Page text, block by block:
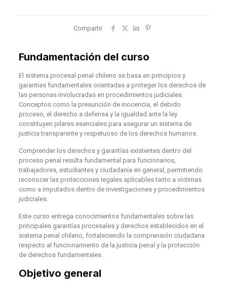
Compartir
Fundamentación del curso
El sistema procesal penal chileno se basa en principios y
garantías fundamentales orientadas a proteger los derechos de
las personas involucradas en procedimientos judiciales.
Conceptos como la presunción de inocencia, el debido
proceso, el derecho a defensa y la igualdad ante la ley
constituyen pilares esenciales para asegurar un sistema de
justicia transparente y respetuoso de los derechos humanos.
Comprender los derechos y garantías existentes dentro del
proceso penal resulta fundamental para funcionarios,
trabajadores, estudiantes y ciudadanía en general, permitiendo
reconocer las protecciones legales aplicables tanto a víctimas
como a imputados dentro de investigaciones y procedimientos
judiciales.
Este curso entrega conocimientos fundamentales sobre las
principales garantías procesales y derechos establecidos en el
sistema penal chileno, fortaleciendo la comprensión ciudadana
respecto al funcionamiento de la justicia penal y la protección
de derechos fundamentales.
Objetivo general